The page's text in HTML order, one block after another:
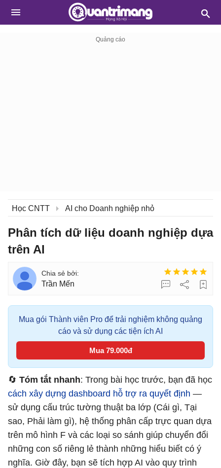
Học CNTT AI cho Doanh nghiệp nhỏ
Phân tích dữ liệu doanh nghiệp dựa
trên AI
Trần Mến
Mua gói Thành viên Pro để trải nghiệm không quảng
cáo và sử dụng các tiện ích AI
Mua 79.000đ
🔄 Tóm tắt nhanh: Trong bài học trước, bạn đã học
cách xây dựng dashboard hỗ trợ ra quyết định —
sử dụng cấu trúc tường thuật ba lớp (Cái gì, Tại
sao, Phải làm gì), hệ thống phân cấp trực quan dựa
trên mô hình F và các loại so sánh giúp chuyển đổi
những con số riêng lẻ thành những hiểu biết có ý
nghĩa. Giờ đây, bạn sẽ tích hợp AI vào quy trình